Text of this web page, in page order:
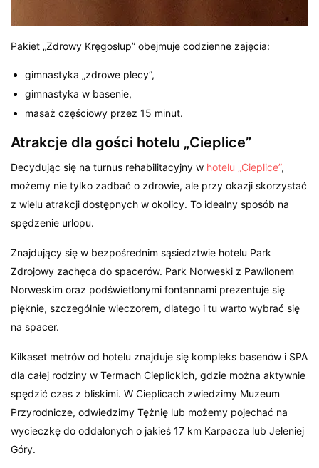
Pakiet „Zdrowy Kręgosłup” obejmuje codzienne zajęcia:
gimnastyka „zdrowe plecy”,
gimnastyka w basenie,
masaż częściowy przez 15 minut.
Atrakcje dla gości hotelu „Cieplice”
Decydując się na turnus rehabilitacyjny w hotelu „Cieplice”,
możemy nie tylko zadbać o zdrowie, ale przy okazji skorzystać
z wielu atrakcji dostępnych w okolicy. To idealny sposób na
spędzenie urlopu.
Znajdujący się w bezpośrednim sąsiedztwie hotelu Park
Zdrojowy zachęca do spacerów. Park Norweski z Pawilonem
Norweskim oraz podświetlonymi fontannami prezentuje się
pięknie, szczególnie wieczorem, dlatego i tu warto wybrać się
na spacer.
Kilkaset metrów od hotelu znajduje się kompleks basenów i SPA
dla całej rodziny w Termach Cieplickich, gdzie można aktywnie
spędzić czas z bliskimi. W Cieplicach zwiedzimy Muzeum
Przyrodnicze, odwiedzimy Tężnię lub możemy pojechać na
wycieczkę do oddalonych o jakieś 17 km Karpacza lub Jeleniej
Góry.